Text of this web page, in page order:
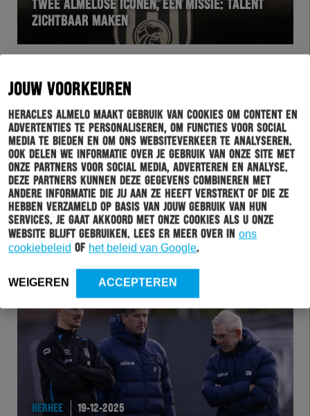
JOUW VOORKEUREN
Heracles Almelo maakt gebruik van cookies om content en
advertenties te personaliseren, om functies voor social
media te bieden en om ons websiteverkeer te analyseren.
Ook delen we informatie over je gebruik van onze site met
onze partners voor social media, adverteren en analyse.
Deze partners kunnen deze gegevens combineren met
andere informatie die jij aan ze heeft verstrekt of die ze
hebben verzameld op basis van jouw gebruik van hun
services. Je gaat akkoord met onze cookies als u onze
website blijft gebruiken. Lees er meer over in ons
cookiebeleid of het beleid van Google.
WEIGEREN ACCEPTEREN
TWEE ALMELOSE ICONEN, ÉÉN MISSIE: TALENT
ZICHTBAAR MAKEN
HERHEE 20-12-2025
BEZOEKERSINFORMATIE HERACLES ALMELO – SC
HEERENVEEN
HERHEE 19-12-2025